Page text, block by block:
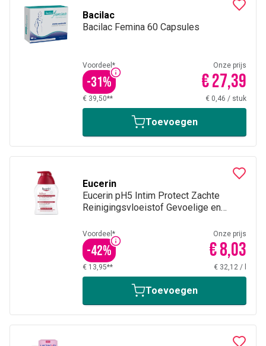
Bacilac
Bacilac Femina 60 Capsules
Voordeel*
-31%
Onze prijs
€ 27,39
€ 39,50** € 0,46 / stuk
Toevoegen
Eucerin
Eucerin pH5 Intim Protect Zachte
Reinigingsvloeistof Gevoelige en
Voordeel*
-42%
Onze prijs
€ 8,03
€ 13,95** € 32,12 /
Toevoegen